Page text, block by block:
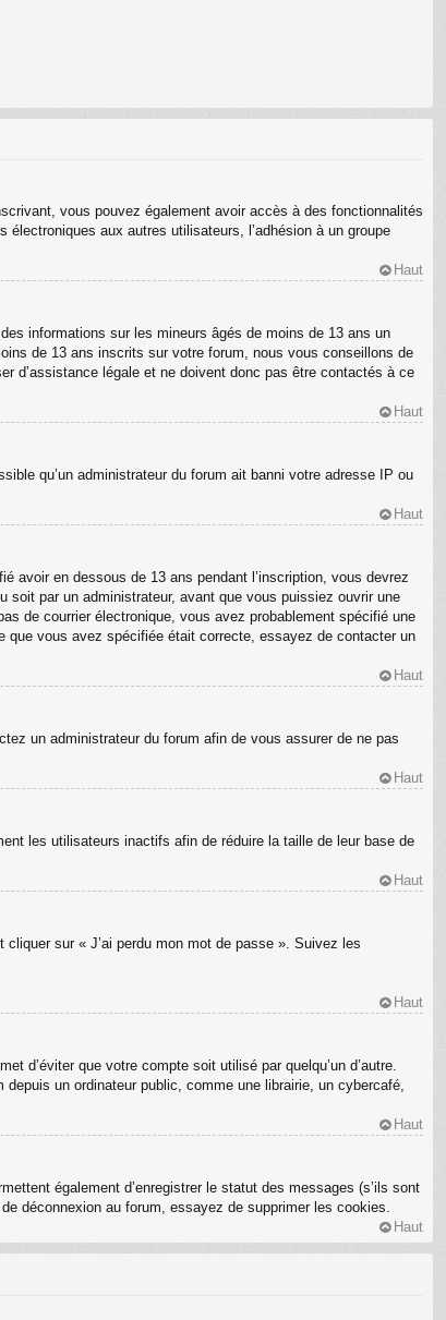
vous pouvez également avoir accès à des fonctionnalités
aux autres utilisateurs, l’adhésion à un groupe
Haut
informations sur les mineurs âgés de moins de 13 ans un
de 13 ans inscrits sur votre forum, nous vous conseillons de
d’assistance légale et ne doivent donc pas être contactés à ce
Haut
qu’un administrateur du forum ait banni votre adresse IP ou
Haut
avoir en dessous de 13 ans pendant l’inscription, vous devrez
par un administrateur, avant que vous puissiez ouvrir une
de courrier électronique, vous avez probablement spécifié une
que vous avez spécifiée était correcte, essayez de contacter un
Haut
un administrateur du forum afin de vous assurer de ne pas
Haut
les utilisateurs inactifs afin de réduire la taille de leur base de
Haut
sur « J’ai perdu mon mot de passe ». Suivez les
Haut
d’éviter que votre compte soit utilisé par quelqu’un d’autre.
un ordinateur public, comme une librairie, un cybercafé,
Haut
également d’enregistrer le statut des messages (s’ils sont
déconnexion au forum, essayez de supprimer les cookies.
Haut